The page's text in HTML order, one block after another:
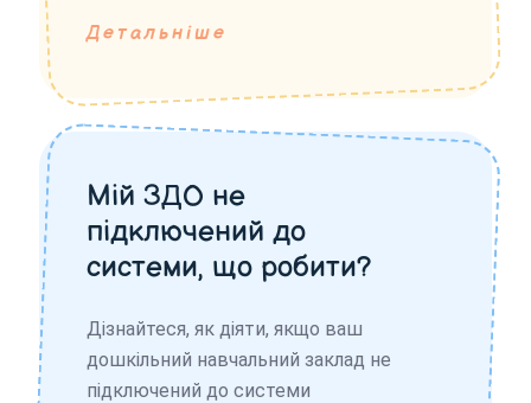
Детальніше
Мій ЗДО не
підключений до
системи, що робити?
Дізнайтеся, як діяти, якщо ваш
дошкільний навчальний заклад не
підключений до системи